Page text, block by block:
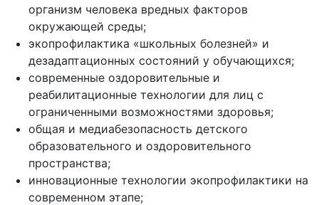
организм человека вредных факторов
окружающей среды;
экопрофилактика «школьных болезней» и
дезадаптационных состояний у обучающихся;
современные оздоровительные и
реабилитационные технологии для лиц с
ограниченными возможностями здоровья;
общая и медиабезопасность детского
образовательного и оздоровительного
пространства;
инновационные технологии экопрофилактики на
современном этапе;